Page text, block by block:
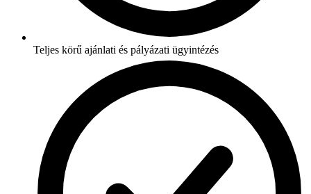
Teljes körű ajánlati és pályázati ügyintézés